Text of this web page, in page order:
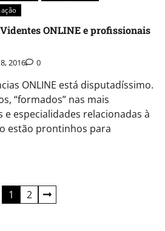
ONLINE e profissionais
2016 0
ONLINE está disputadíssimo.
“formados” nas mais
especialidades relacionadas à
estão prontinhos para
1 2